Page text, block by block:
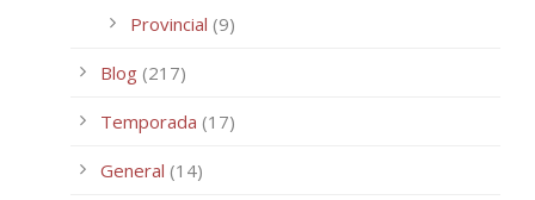
Provincial (9)
Blog (217)
Temporada (17)
General (14)